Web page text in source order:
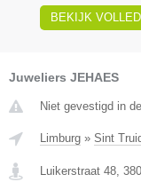
BEKIJK
Juweliers JEHAES
Niet gevestigd in
Limburg » Sint
Luikerstraat 48,